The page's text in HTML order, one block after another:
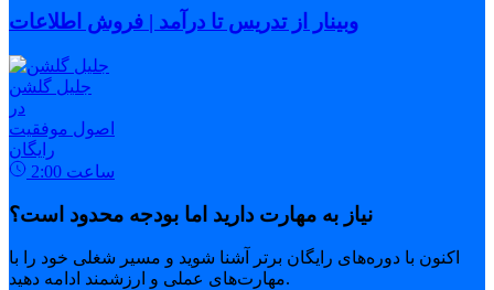
وبینار از تدریس تا درآمد | فروش اطلاعات
جلیل گلشن
در
اصول موفقیت
رایگان
2:00 ساعت
نیاز به مهارت دارید اما بودجه محدود است؟
اکنون با دوره‌های رایگان برتر آشنا شوید و مسیر شغلی خود را با
مهارت‌های عملی و ارزشمند ادامه دهید.